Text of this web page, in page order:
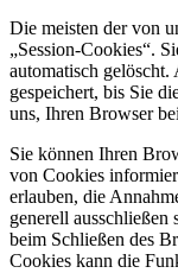
Die meisten der von
„Session-Cookies“.
automatisch
gespeichert, bis Sie
uns, Ihren Browser
Sie können Ihren
von Cookies
erlauben, die
generell ausschließen
beim Schließen des
Cookies kann die